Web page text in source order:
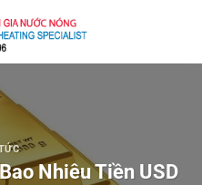
Nhiêu Tiền USD